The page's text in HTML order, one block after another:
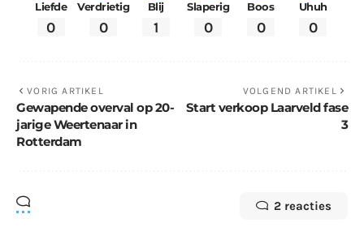
Liefde
0
Verdrietig
0
Blij
1
Slaperig
0
Boos
0
Uhuh
0
VORIG ARTIKEL
Gewapende overval op 20-
jarige Weertenaar in
Rotterdam
VOLGEND ARTIKEL
Start verkoop Laarveld fase
3
2 reacties